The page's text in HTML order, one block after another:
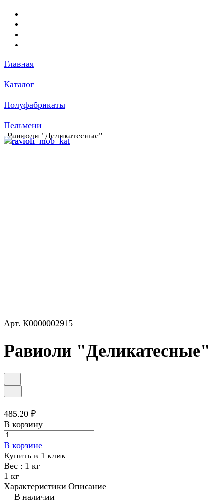
Главная
Каталог
Полуфабрикаты
Пельмени
Равиоли "Деликатесные"
Арт. К0000002915
Равиоли "Деликатесные"
485.20 ₽
В корзину
В корзине
Купить в 1 клик
Вес : 1 кг
1 кг
Характеристики Описание
В наличии